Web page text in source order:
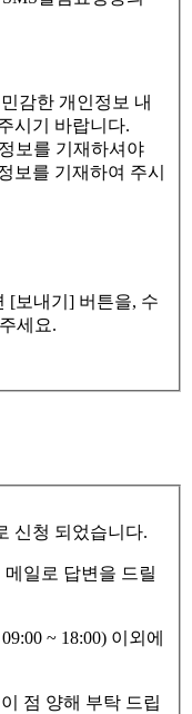
감한 개인정보 내
시기 바랍니다.
보를 기재하셔야
보를 기재하여 주시
[보내기] 버튼을, 수
세요.
신청 되었습니다.
일로 답변을 드릴
~ 18:00) 이외에
점 양해 부탁 드립